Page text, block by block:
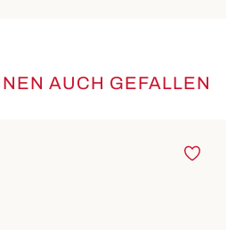
AUCH GEFALLEN